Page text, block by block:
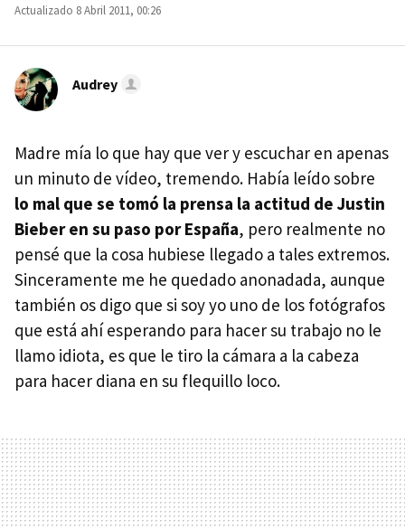
Actualizado 8 Abril 2011, 00:26
Audrey
Madre mía lo que hay que ver y escuchar en apenas
un minuto de vídeo, tremendo. Había leído sobre
lo mal que se tomó la prensa la actitud de Justin
Bieber en su paso por España, pero realmente no
pensé que la cosa hubiese llegado a tales extremos.
Sinceramente me he quedado anonadada, aunque
también os digo que si soy yo uno de los fotógrafos
que está ahí esperando para hacer su trabajo no le
llamo idiota, es que le tiro la cámara a la cabeza
para hacer diana en su flequillo loco.